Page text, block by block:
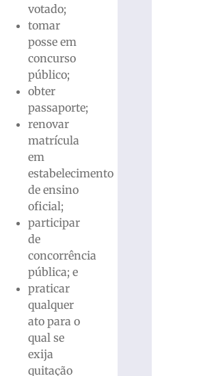
votado;
tomar
posse em
concurso
público;
obter
passaporte;
renovar
matrícula
em
estabelecimento
de ensino
oficial;
participar
de
concorrência
pública; e
praticar
qualquer
ato para o
qual se
exija
quitação